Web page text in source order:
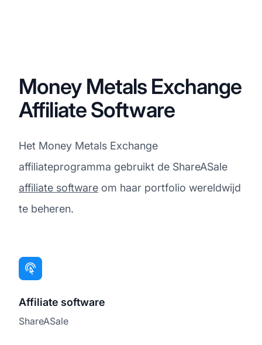
Money Metals Exchange
Affiliate Software
Het Money Metals Exchange
affiliateprogramma gebruikt de ShareASale
affiliate software om haar portfolio wereldwijd
te beheren.
Affiliate software
ShareASale